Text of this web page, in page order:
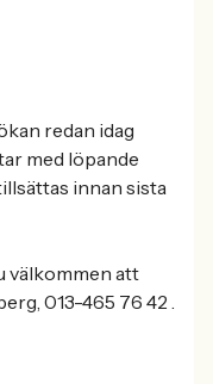
redan idag
med löpande
innan sista
välkommen att
013-465 76 42 .